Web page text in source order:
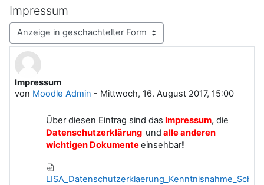
Impressum
Anzeigemodus
Impressum
von Moodle Admin - Mittwoch, 16. August 2017, 15:00
Anzahl Antworten: 1
Über diesen Eintrag sind das Impressum, die
Datenschutzerklärung und alle anderen
wichtigen Dokumenteeinsehbar!